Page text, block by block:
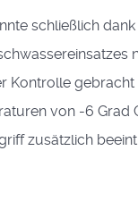
schließlich dank
Kontrolle gebracht
von -6 Grad
zusätzlich